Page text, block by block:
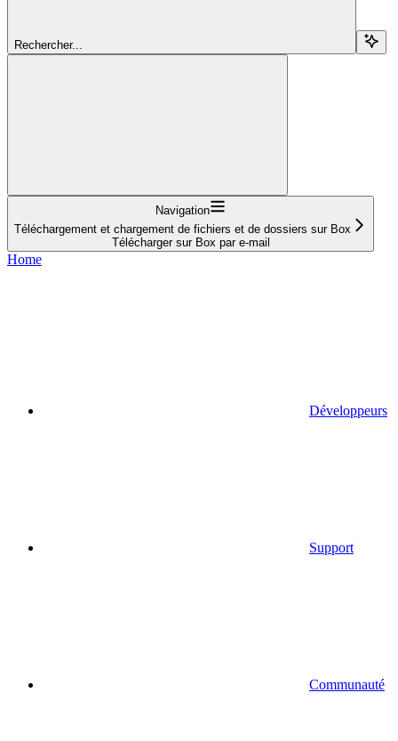
Rechercher...
Navigation
Téléchargement et chargement de fichiers et de dossiers sur Box
Télécharger sur Box par e-mail
Home
Développeurs
Support
Communauté